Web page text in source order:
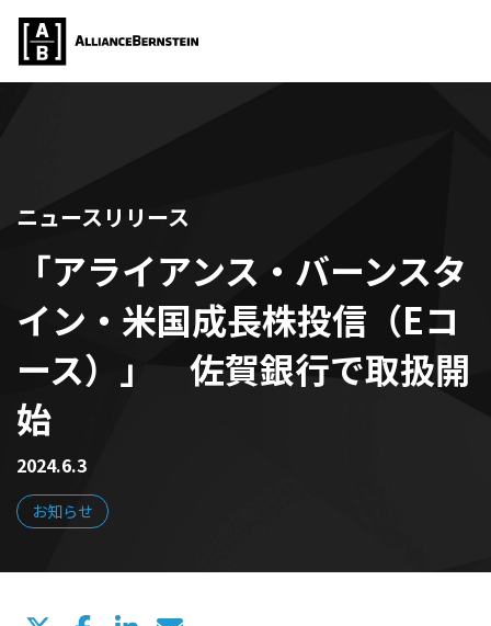
ニュースリリース
「アライアンス・バーンスタ
イン・米国成長株投信（Eコ
ース）」 佐賀銀行で取扱開
始
2024.6.3
お知らせ